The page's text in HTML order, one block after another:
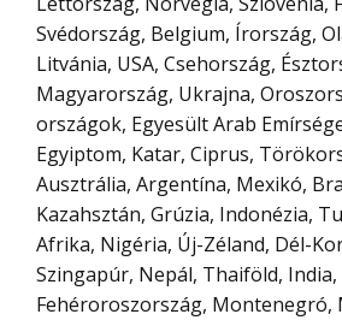
Svédország, Belgium, Írország,
Litvánia, USA, Csehország,
Magyarország, Ukrajna,
országok, Egyesült Arab
Egyiptom, Katar, Ciprus,
Ausztrália, Argentína, Mexikó,
Kazahsztán, Grúzia, Indonézia,
Afrika, Nigéria, Új-Zéland, Dél-
Szingapúr, Nepál, Thaiföld, India,
Fehéroroszország, Montenegró,